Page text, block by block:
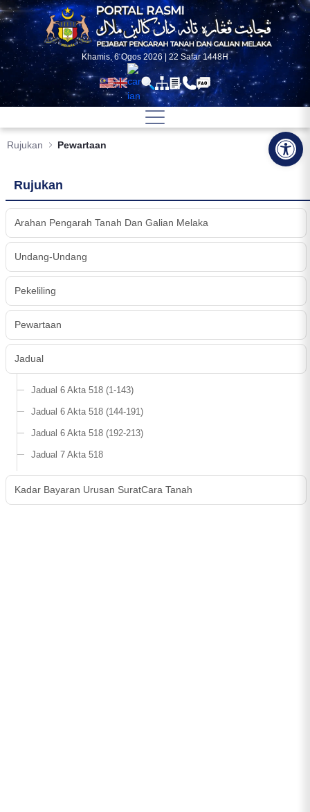
Skip to Main Content
Khamis, 6 Ogos 2026 | 22 Safar 1448H
Rujukan Pewartaan
Rujukan
Arahan Pengarah Tanah Dan Galian Melaka
Undang-Undang
Pekeliling
Pewartaan
Jadual
Jadual 6 Akta 518 (1-143)
Jadual 6 Akta 518 (144-191)
Jadual 6 Akta 518 (192-213)
Jadual 7 Akta 518
Kadar Bayaran Urusan SuratCara Tanah